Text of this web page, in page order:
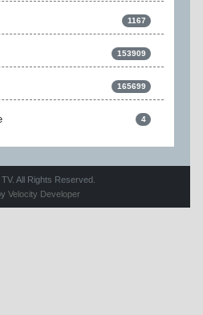
1167
153909
165699
4
All Rights Reserved.
Velocity Developer